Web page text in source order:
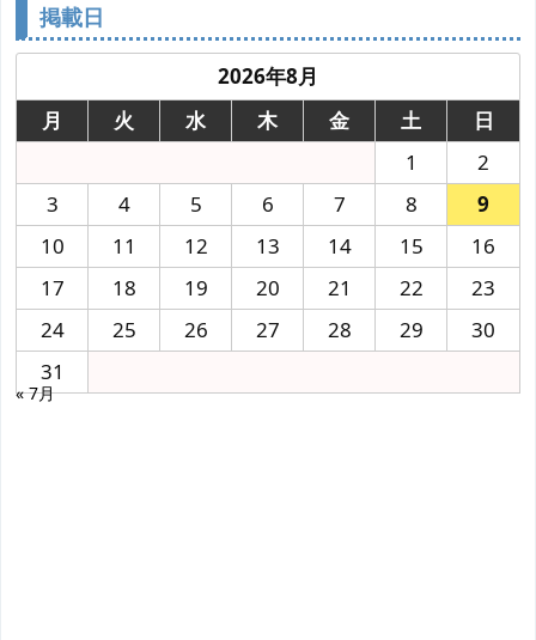
掲載日
2026年8月
月
火 水 木 金 土
日
1
2
3
4 5 6 7 8
9
10
11 12 13 14 15
16
17
18 19 20 21 22
23
24
25 26 27 28 29
30
31
« 7月